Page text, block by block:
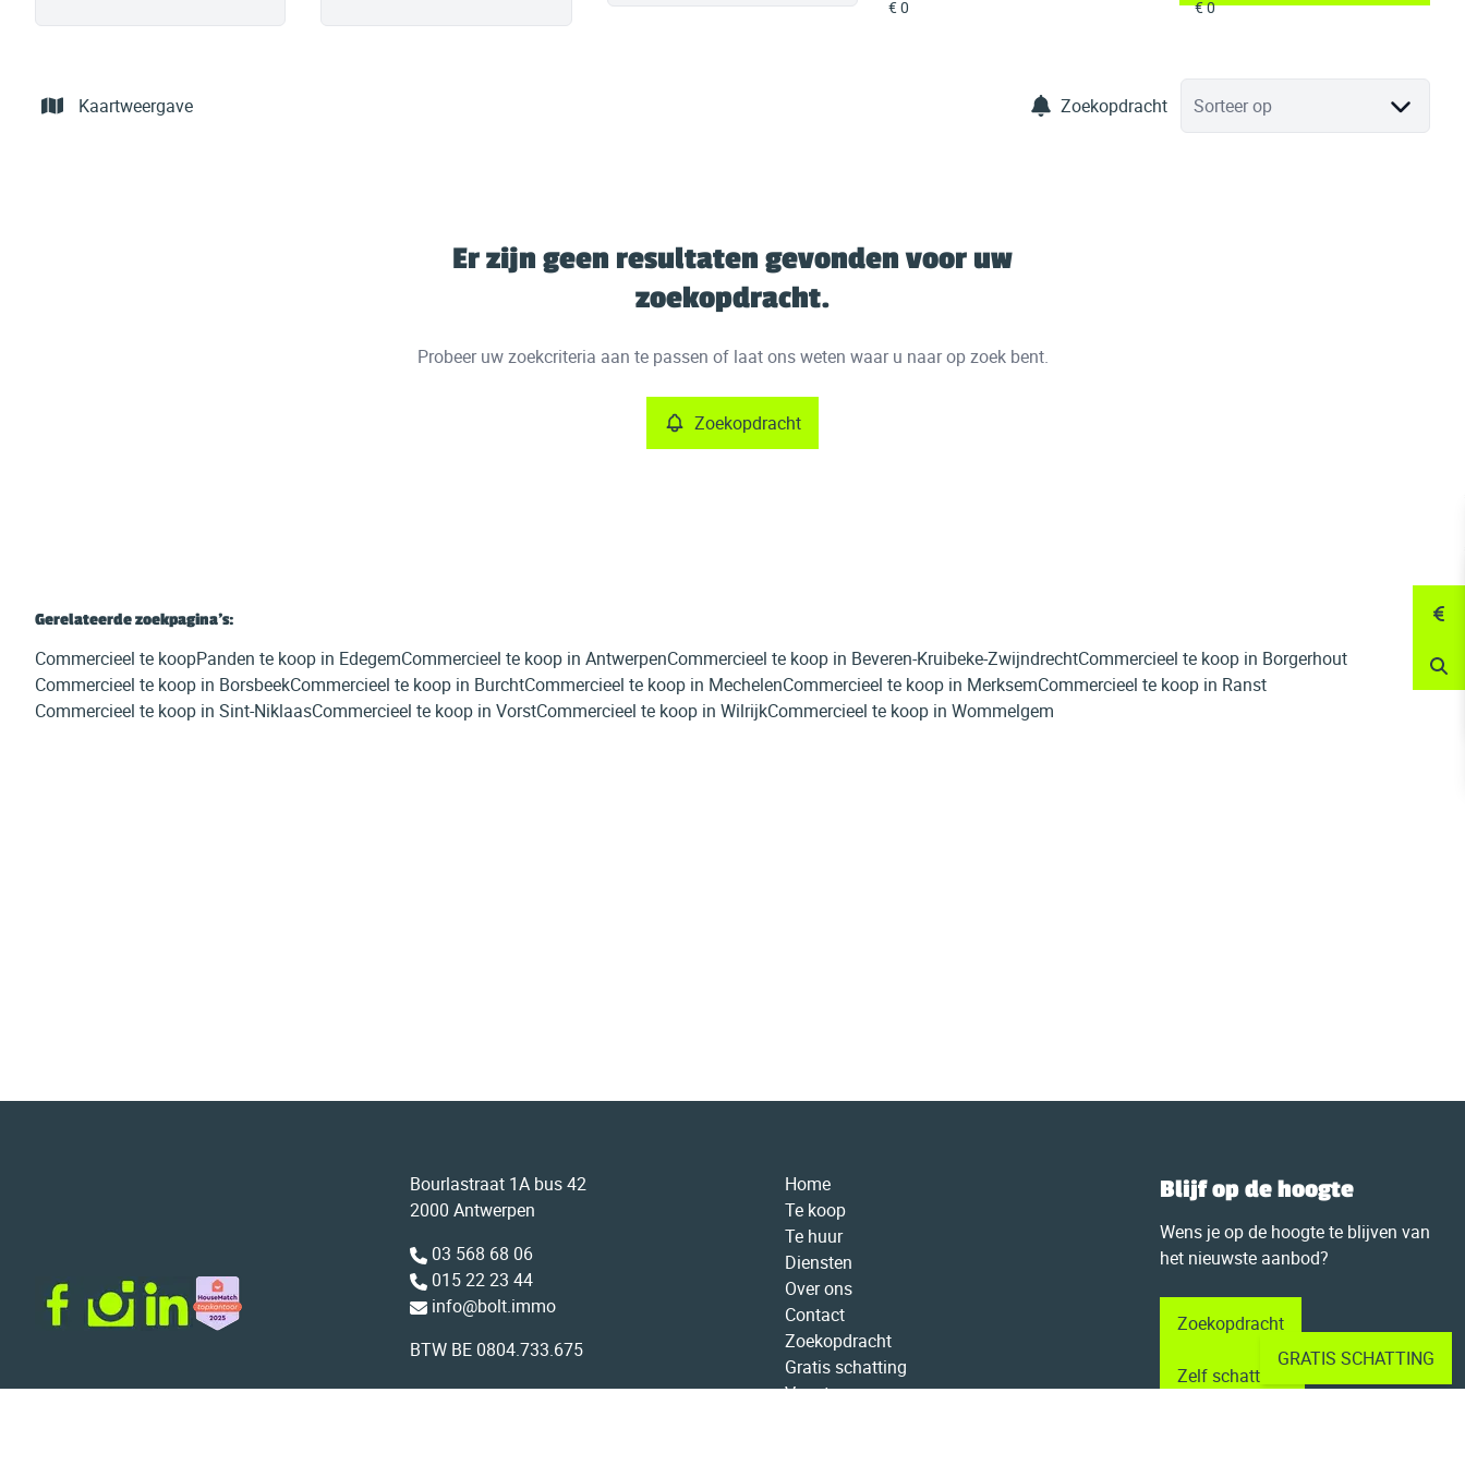
Kaartweergave Zoekopdracht Sorteer op
Er zijn geen resultaten gevonden voor uw
zoekopdracht.
Probeer uw zoekcriteria aan te passen of laat ons weten waar u naar op zoek bent.
Zoekopdracht
Gerelateerde zoekpagina's:
Commercieel te koopPanden te koop in EdegemCommercieel te koop in AntwerpenCommercieel te koop in Beveren-Kruibeke-ZwijndrechtCommercieel te koop in Borgerhout
Commercieel te koop in BorsbeekCommercieel te koop in BurchtCommercieel te koop in MechelenCommercieel te koop in MerksemCommercieel te koop in Ranst
Commercieel te koop in Sint-NiklaasCommercieel te koop in VorstCommercieel te koop in WilrijkCommercieel te koop in Wommelgem
Bourlastraat 1A bus 42
2000 Antwerpen
03 568 68 06
015 22 23 44
info@bolt.immo
BTW BE 0804.733.675
Home
Te koop
Te huur
Diensten
Over ons
Contact
Zoekopdracht
Gratis schatting
Vacatures
Blijf op de hoogte
Wens je op de hoogte te blijven van
het nieuwste aanbod?
Zoekopdracht
Zelf schatten?
GRATIS SCHATTING